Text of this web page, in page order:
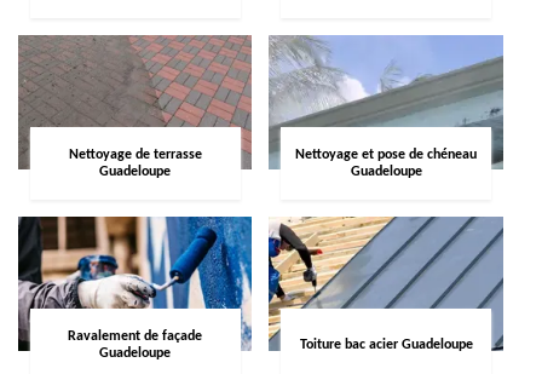
Nettoyage de terrasse
Guadeloupe
Nettoyage et pose de chéneau
Guadeloupe
Ravalement de façade
Guadeloupe
Toiture bac acier Guadeloupe